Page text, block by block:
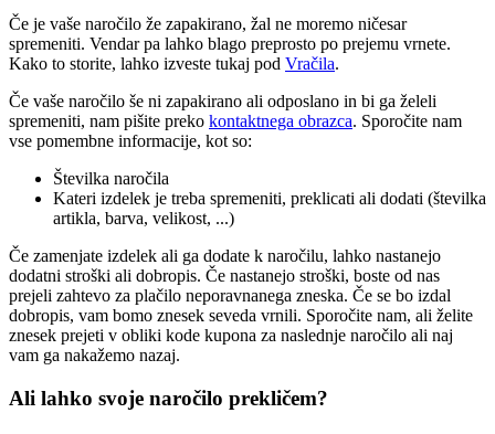
Če je vaše naročilo že zapakirano, žal ne moremo ničesar
spremeniti. Vendar pa lahko blago preprosto po prejemu vrnete.
Kako to storite, lahko izveste tukaj pod Vračila.
Če vaše naročilo še ni zapakirano ali odposlano in bi ga želeli
spremeniti, nam pišite preko kontaktnega obrazca. Sporočite nam
vse pomembne informacije, kot so:
Številka naročila
Kateri izdelek je treba spremeniti, preklicati ali dodati (številka
artikla, barva, velikost, ...)
Če zamenjate izdelek ali ga dodate k naročilu, lahko nastanejo
dodatni stroški ali dobropis. Če nastanejo stroški, boste od nas
prejeli zahtevo za plačilo neporavnanega zneska. Če se bo izdal
dobropis, vam bomo znesek seveda vrnili. Sporočite nam, ali želite
znesek prejeti v obliki kode kupona za naslednje naročilo ali naj
vam ga nakažemo nazaj.
Ali lahko svoje naročilo prekličem?